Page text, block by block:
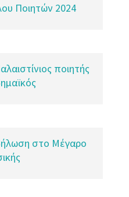
Ποιητών 2024
ποιητής
στο Μέγαρο